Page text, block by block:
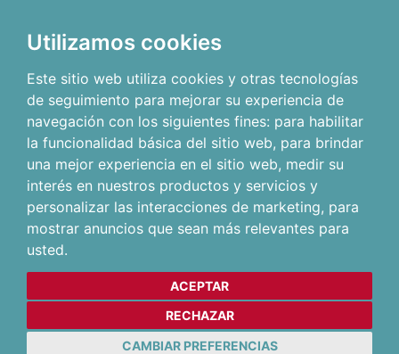
Utilizamos cookies
Este sitio web utiliza cookies y otras tecnologías
de seguimiento para mejorar su experiencia de
navegación con los siguientes fines: para habilitar
la funcionalidad básica del sitio web, para brindar
una mejor experiencia en el sitio web, medir su
interés en nuestros productos y servicios y
personalizar las interacciones de marketing, para
mostrar anuncios que sean más relevantes para
usted.
ACEPTAR
RECHAZAR
CAMBIAR PREFERENCIAS